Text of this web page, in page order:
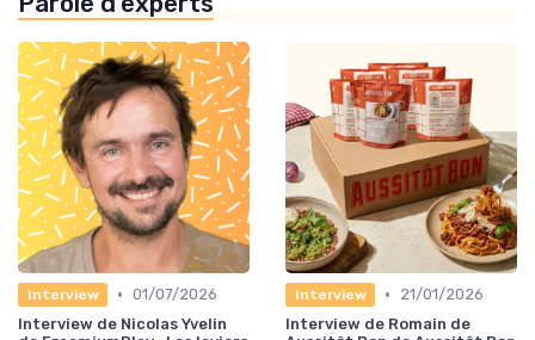
Interview • 01/07/2026
Interview de Nicolas Yvelin
Interview •
21/01/2026
Interview de Romain de